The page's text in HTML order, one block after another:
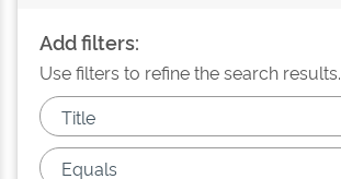
Add filters:
Use filters to refine the search results.